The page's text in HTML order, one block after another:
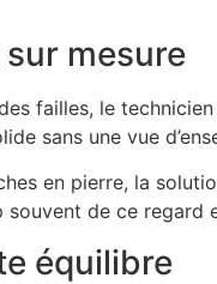
mesure
failles, le technicien
sans une vue
en pierre, la
souvent de ce regard
équilibre